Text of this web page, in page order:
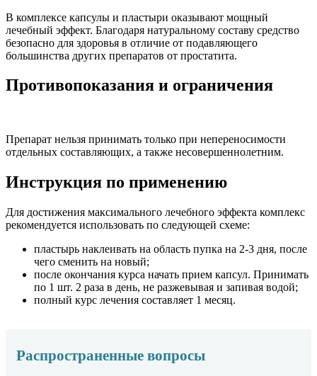
В комплексе капсулы и пластыри оказывают мощный
лечебный эффект. Благодаря натуральному составу средство
безопасно для здоровья в отличие от подавляющего
большинства других препаратов от простатита.
Противопоказания и ограничения
Препарат нельзя принимать только при непереносимости
отдельных составляющих, а также несовершеннолетним.
Инструкция по применению
Для достижения максимального лечебного эффекта комплекс
рекомендуется использовать по следующей схеме:
пластырь наклеивать на область пупка на 2-3 дня, после
чего сменить на новый;
после окончания курса начать прием капсул. Принимать
по 1 шт. 2 раза в день, не разжевывая и запивая водой;
полный курс лечения составляет 1 месяц.
Распространенные вопросы